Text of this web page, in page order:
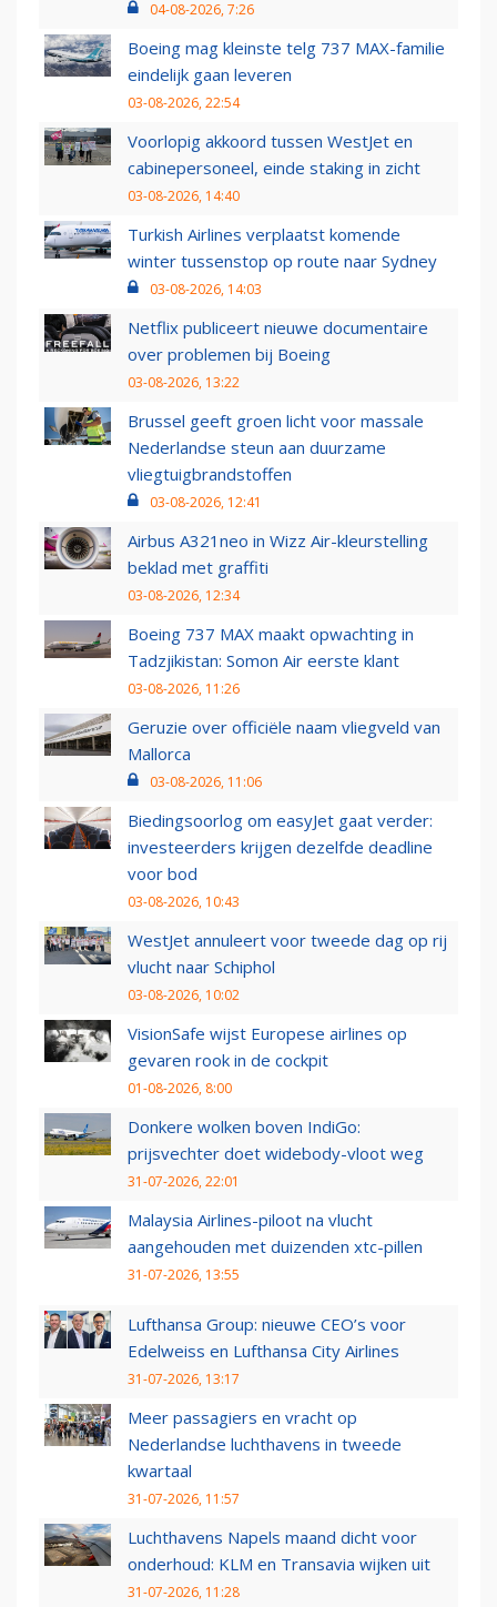
04-08-2026, 7:26
Boeing mag kleinste telg 737 MAX-familie
eindelijk gaan leveren
03-08-2026, 22:54
Voorlopig akkoord tussen WestJet en
cabinepersoneel, einde staking in zicht
03-08-2026, 14:40
Turkish Airlines verplaatst komende
winter tussenstop op route naar Sydney
03-08-2026, 14:03
Netflix publiceert nieuwe documentaire
over problemen bij Boeing
03-08-2026, 13:22
Brussel geeft groen licht voor massale
Nederlandse steun aan duurzame
vliegtuigbrandstoffen
03-08-2026, 12:41
Airbus A321neo in Wizz Air-kleurstelling
beklad met graffiti
03-08-2026, 12:34
Boeing 737 MAX maakt opwachting in
Tadzjikistan: Somon Air eerste klant
03-08-2026, 11:26
Geruzie over officiële naam vliegveld van
Mallorca
03-08-2026, 11:06
Biedingsoorlog om easyJet gaat verder:
investeerders krijgen dezelfde deadline
voor bod
03-08-2026, 10:43
WestJet annuleert voor tweede dag op rij
vlucht naar Schiphol
03-08-2026, 10:02
VisionSafe wijst Europese airlines op
gevaren rook in de cockpit
01-08-2026, 8:00
Donkere wolken boven IndiGo:
prijsvechter doet widebody-vloot weg
31-07-2026, 22:01
Malaysia Airlines-piloot na vlucht
aangehouden met duizenden xtc-pillen
31-07-2026, 13:55
Lufthansa Group: nieuwe CEO’s voor
Edelweiss en Lufthansa City Airlines
31-07-2026, 13:17
Meer passagiers en vracht op
Nederlandse luchthavens in tweede
kwartaal
31-07-2026, 11:57
Luchthavens Napels maand dicht voor
onderhoud: KLM en Transavia wijken uit
31-07-2026, 11:28